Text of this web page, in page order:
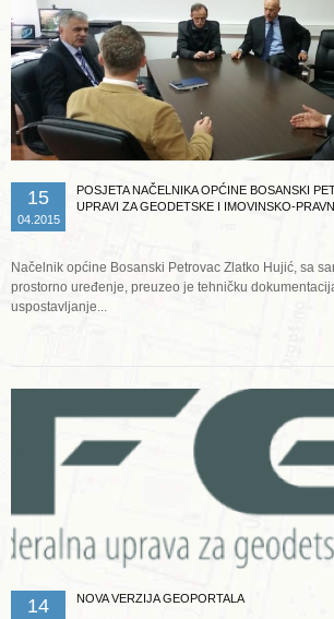
15
04.2015
POSJETA NAČELNIKA OPĆINE BOSANSKI
UPRAVI ZA GEODETSKE I IMOVINSKO-
Načelnik općine Bosanski Petrovac Zlatko Hujić, sa
prostorno uređenje, preuzeo je tehničku
uspostavljanje...
14 NOVA VERZIJA GEOPORTALA